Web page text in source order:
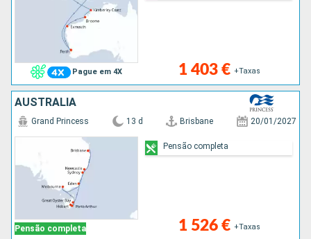
Pague em 4X 1 403 € +Taxas
AUSTRALIA
Pensão completa
Grand Princess 13 d Brisbane 20/01/2027
1 526 € +Taxas
Pensão completa